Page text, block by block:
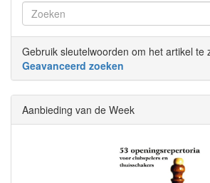
Gebruik sleutelwoorden om het artikel te
Geavanceerd zoeken
Aanbieding van de Week